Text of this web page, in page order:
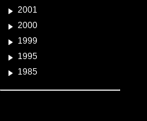
2001
2000
1999
1995
1985